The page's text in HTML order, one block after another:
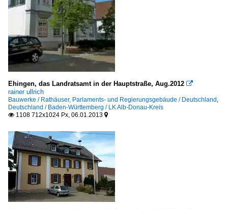
Ehingen, das Landratsamt in der Hauptstraße, Aug.2012 
rainer ullrich
Bauwerke / Rathäuser, Parlaments- und Regierungsgebäude / Deutschland
Deutschland / Baden-Württemberg / LK Alb-Donau-Kreis
 1108 712x1024 Px, 06.01.2013 